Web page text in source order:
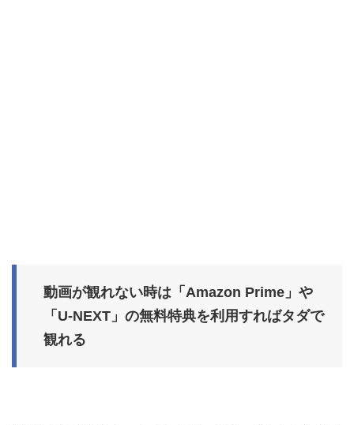
動画が観れない時は「Amazon Prime」や
「U-NEXT」の無料特典を利用すればタダで
観れる